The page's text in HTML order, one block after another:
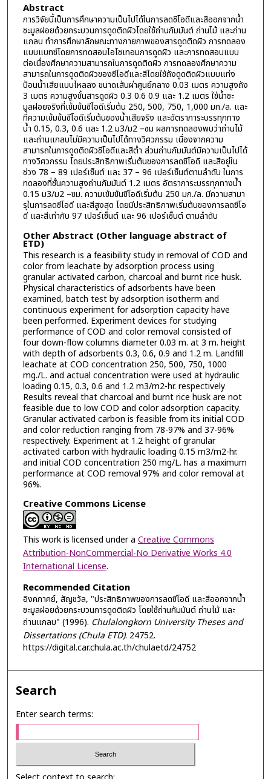
Abstract
การวิจัยนี้เป็นการศึกษาความเป็นไปได้ในการลดซีโอดีและสีออกจากน้ำ
ชะมูลฝอยด้วยกระบวนการดูดติดผิวโดยใช้ถ่านกัมมันต์ ถ่านไม้ และถ่าน
แกลบ ทำการศึกษาลักษณะทางกายภาพของสารดูดติดผิว การทดลอง
แบบแบทซ์โดยการทดสอบไอโซเทอมการดูดผิว และการทดสอบแบบ
ต่อเนื่องศึกษาความสามารถในการดูดติดผิว การทดลองศึกษาความ
สามารถในการดูดติดผิวของซีโอดีและสีโดยใช้ถังดูดติดผิวแบบแท่ง
ป้อนน้ำเสียแบบไหลลง ขนาดเส้นผ่าศูนย์กลาง 0.03 เมตร ความสูงถัง
3 เมตร ความสูงชั้นสารดูดผิว 0.3 0.6 0.9 และ 1.2 เมตร ใช้น้ำชะ
มูลฝอยจริงที่เข้มข้นซีไอดีเริ่มต้น 250, 500, 750, 1,000 มก./ล. และ
ที่ความเข้มข้นซีโอดีเริ่มต้นของน้ำเสียจริง และอัตราภาระบรรทุกทาง
น้ำ 0.15, 0.3, 0.6 และ 1.2 ม3/ม2 –ซม ผลการทดลองพบว่าถ่านไม้
และถ่านแกลบไม่มีความเป็นไปได้ทางวิศวกรรม เนื่องจากความ
สามารถในการดูดติดผิวซีโอดีและสีต่ำ ส่วนถ่านกัมมันต์มีความเป็นไปได้
ทางวิศวกรรม โดยประสิทธิภาพเริ่มต้นของการลดซีโอดี และสีอยู่ใน
ช่วง 78 – 89 เปอร์เซ็นต์ และ 37 – 96 เปอร์เซ็นต์ตามลำดับ ในการ
ทดลองที่ชั้นความสูงถ่านกัมมันต์ 1.2 เมตร อัตราภาระบรรทุกทางน้ำ
0.15 ม3/ม2 –ซม. ความเข้มข้นซีโอดีเริ่มต้น 250 มก./ล. มีความสามา
รุในการลดซีโอดี และสีสูงสุด โดยมีประสิทธิภาพเริ่มต้นของการลดซีโอ
ดี และสีเท่ากับ 97 เปอร์เซ็นต์ และ 96 เปอร์เซ็นต์ ตามลำดับ
Other Abstract (Other language abstract of
ETD)
This research is a feasibility study in removal of COD and
color from leachate by adsorption process using
granular activated carbon, charcoal and burnt rice husk.
Physical characteristics of adsorbents have been
examined, batch test by adsorption isotherm and
continuous experiment for adsorption capacity have
been performed. Experiment devices for studying
performance of COD and color removal consisted of
four down-flow columns diameter 0.03 m. at 3 m. height
with depth of adsorbents 0.3, 0.6, 0.9 and 1.2 m. Landfill
leachate at COD concentration 250, 500, 750, 1000
mg./L. and actual concentration were used at hydraulic
loading 0.15, 0.3, 0.6 and 1.2 m3/m2-hr. respectively
Results reveal that charcoal and burnt rice husk are not
feasible due to low COD and color adsorption capacity.
Granular activated carbon is feasible from its initial COD
and color reduction ranging from 78-97% and 37-96%
respectively. Experiment at 1.2 height of granular
activated carbon with hydraulic loading 0.15 m3/m2-hr.
and initial COD concentration 250 mg/L. has a maximum
performance at COD removal 97% and color removal at
96%.
Creative Commons License
This work is licensed under a Creative Commons
Attribution-NonCommercial-No Derivative Works 4.0
International License.
Recommended Citation
อิงคภาคย์, สัญชวัล, "ประสิทธิภาพของการลดซีโอดี และสีออกจากน้ำ
ชะมูลฝอยด้วยกระบวนการดูดติดผิว โดยใช้ถ่านกัมมันต์ ถ่านไม้ และ
ถ่านแกลบ" (1996). Chulalongkorn University Theses and
Dissertations (Chula ETD). 24752.
https://digital.car.chula.ac.th/chulaetd/24752
Search
Enter search terms: